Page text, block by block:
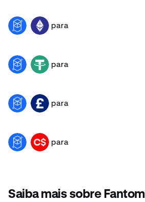
FTM ETH para
FTM USDT para
FTM GBP para
FTM CAD para
Saiba mais sobre Fantom